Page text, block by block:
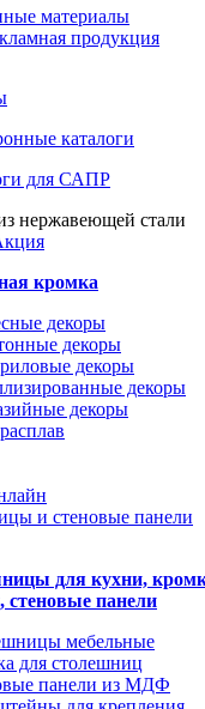
материалы
продукция
каталоги
для САПР
кромка
декоры
декоры
декоры
декоры
декоры
для кухни,
стеновые панели
мебельные
для столешниц
панели из МДФ